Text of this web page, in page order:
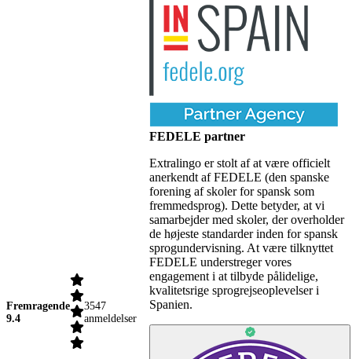
Fremragende
9.4
3547
anmeldelser
FEDELE partner
Extralingo er stolt af at være officielt
anerkendt af FEDELE (den spanske
forening af skoler for spansk som
fremmedsprog). Dette betyder, at vi
samarbejder med skoler, der overholder
de højeste standarder inden for spansk
sprogundervisning. At være tilknyttet
FEDELE understreger vores
engagement i at tilbyde pålidelige,
kvalitetsrige sprogrejseoplevelser i
Spanien.